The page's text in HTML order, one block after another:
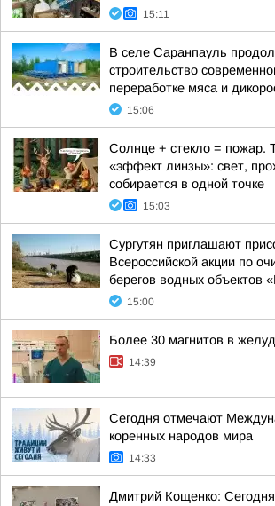
15:11
В селе Саранпауль
строительство
переработке мяса и
15:06
Солнце + стекло = пожар.
«эффект линзы»: свет,
собирается в одной точке
15:03
Сургутян приглашают
Всероссийской акции по
берегов водных объектов
15:00
Более 30 магнитов в
14:39
Сегодня отмечают
коренных народов мира
14:33
Дмитрий Кощенко: